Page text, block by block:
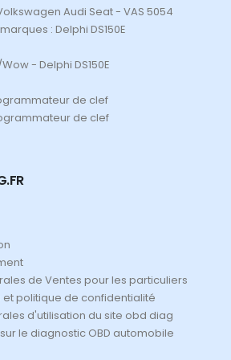
Audi Seat - VAS 5054
: Delphi DS150E
- Delphi DS150E
de clef
de clef
de Ventes pour les particuliers
politique de confidentialité
d'utilisation du site obd diag
le diagnostic OBD automobile